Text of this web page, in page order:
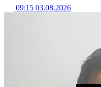
09:15 03.08.2026